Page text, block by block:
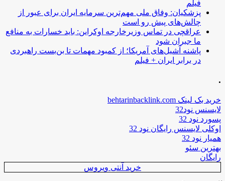
فیلم
پزشکیان: وفاق ملی مهم‌ترین سرمایه ایران برای عبور از
چالش‌های پیش رو است
عراقچی در تماس وزیرخارجه اوکراین: باید خسارات به منافع
ما جبران شود
پاشنه آشیل‌های آمریکا؛ از کمبود مهمات تا بن‌بست راهبردی
در برابر ایران + فیلم
.
خرید بک لینک behtarinbacklink.com
لایسنس نود32
پسورد نود 32
اوکلی لایسنس رایگان نود 32
همیار نود 32
بهترین سئو
رایگان
خرید آنتی ویروس